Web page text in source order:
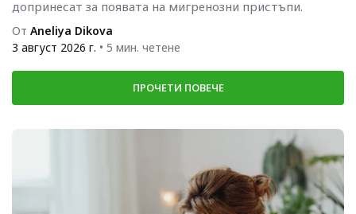
допринесат за появата на мигренозни пристъпи.
От Aneliya Dikova
3 август 2026 г. • 5 мин. четене
ПРОЧЕТИ ПОВЕЧЕ